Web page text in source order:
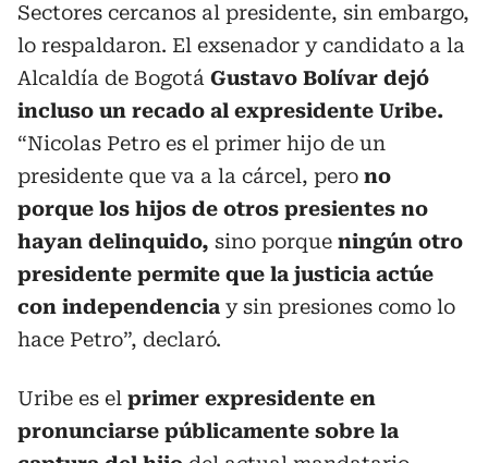
Sectores cercanos al presidente, sin embargo,
lo respaldaron. El exsenador y candidato a la
Alcaldía de Bogotá Gustavo Bolívar dejó
incluso un recado al expresidente Uribe.
“Nicolas Petro es el primer hijo de un
presidente que va a la cárcel, pero no
porque los hijos de otros presientes no
hayan delinquido, sino porque ningún otro
presidente permite que la justicia actúe
con independencia y sin presiones como lo
hace Petro”, declaró.
Uribe es el primer expresidente en
pronunciarse públicamente sobre la